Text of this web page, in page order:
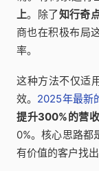
上。除了知行奇
商也在积极布局
率。
这种方法不仅适
效。 2025年最新
提升300%的营收
0%。核心思路都
有价值的客户找